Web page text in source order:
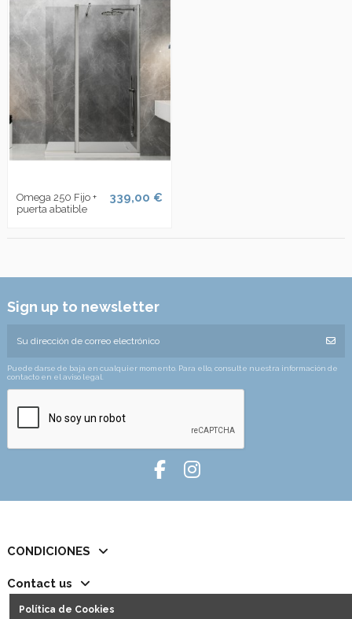
Omega 250 Fijo +
puerta abatible
339,00 €
Sign up to newsletter
Puede darse de baja en cualquier momento. Para ello, consulte nuestra información de
contacto en el aviso legal.
CONDICIONES
Contact us
Política de Cookies